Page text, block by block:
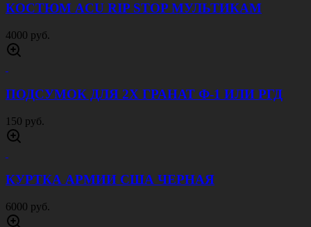
КОСТЮМ ACU RIP STOP МУЛЬТИКАМ
4000 руб.
ПОДСУМОК ДЛЯ 2Х ГРАНАТ Ф-1 ИЛИ РГД
150 руб.
КУРТКА АРМИИ США ЧЕРНАЯ
6000 руб.